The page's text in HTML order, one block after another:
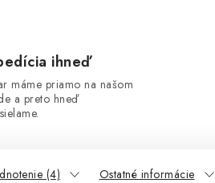
ihneď
máme priamo na našom
a preto hneď
(4) Ostatné informácie